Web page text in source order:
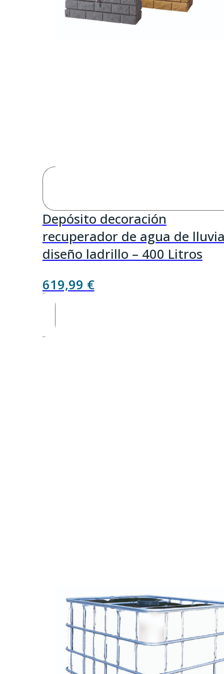
Depósito decoración
recuperador de agua de
diseño ladrillo – 400 Litros
619,99 €